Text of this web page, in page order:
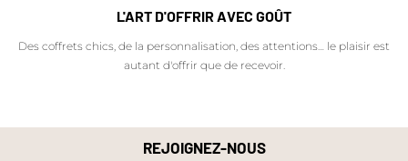
L'ART D'OFFRIR AVEC GOÛT
Des coffrets chics, de la personnalisation, des attentions… le plaisir est
autant d'offrir que de recevoir.
REJOIGNEZ-NOUS